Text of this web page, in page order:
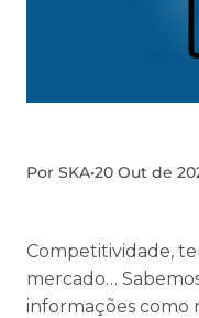
Por SKA•20 Out de
Competitividade,
mercado…
informações como